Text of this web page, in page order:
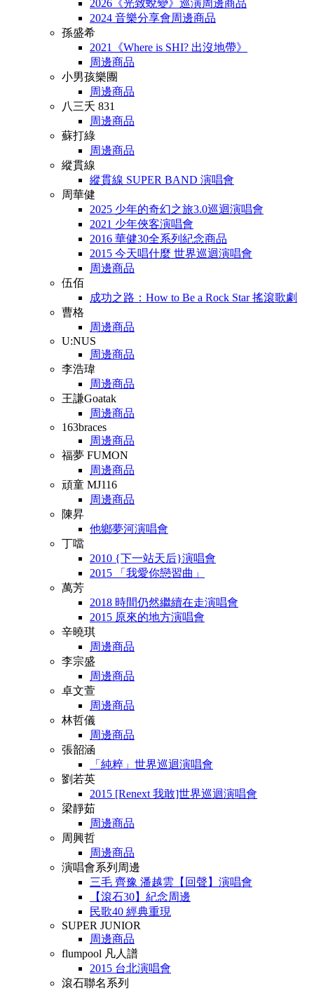
2026《光致蛻變》巡演周邊商品
2024 音樂分享會周邊商品
孫盛希
2021《Where is SHI? 出沒地帶》
周邊商品
小男孩樂團
周邊商品
八三夭 831
周邊商品
蘇打綠
周邊商品
縱貫線
縱貫線 SUPER BAND 演唱會
周華健
2025 少年的奇幻之旅3.0巡迴演唱會
2021 少年俠客演唱會
2016 華健30全系列紀念商品
2015 今天唱什麼 世界巡迴演唱會
周邊商品
伍佰
成功之路：How to Be a Rock Star 搖滾歌劇
曹格
周邊商品
U:NUS
周邊商品
李浩瑋
周邊商品
王謙Goatak
周邊商品
163braces
周邊商品
福夢 FUMON
周邊商品
頑童 MJ116
周邊商品
陳昇
他鄉夢河演唱會
丁噹
2010 {下一站天后}演唱會
2015 「我愛你戀習曲」
萬芳
2018 時間仍然繼續在走演唱會
2015 原來的地方演唱會
辛曉琪
周邊商品
李宗盛
周邊商品
卓文萱
周邊商品
林哲儀
周邊商品
張韶涵
「純粹」世界巡迴演唱會
劉若英
2015 [Renext 我敢]世界巡迴演唱會
梁靜茹
周邊商品
周興哲
周邊商品
演唱會系列周邊
三毛 齊豫 潘越雲【回聲】演唱會
【滾石30】紀念周邊
民歌40 經典重現
SUPER JUNIOR
周邊商品
flumpool 凡人譜
2015 台北演唱會
滾石聯名系列